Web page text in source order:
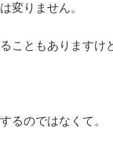
変りません。
こともありますけ
るのではなくて。